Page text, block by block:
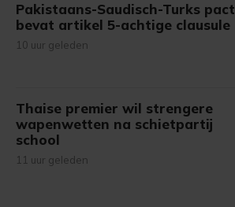
Pakistaans-Saudisch-Turks pact
bevat artikel 5-achtige clausule
10 uur geleden
Thaise premier wil strengere
wapenwetten na schietpartij
school
11 uur geleden